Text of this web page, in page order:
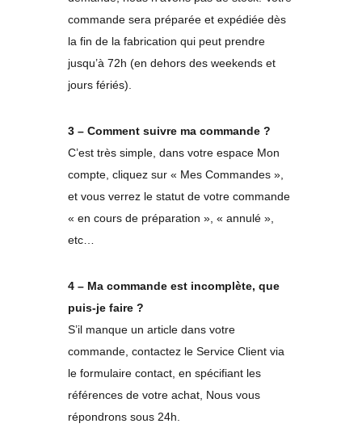
commande sera préparée et expédiée dès
la fin de la fabrication qui peut prendre
jusqu’à 72h (en dehors des weekends et
jours fériés).
3 – Comment suivre ma commande ?
C’est très simple, dans votre espace Mon
compte, cliquez sur « Mes Commandes »,
et vous verrez le statut de votre commande
« en cours de préparation », « annulé »,
etc…
4 – Ma commande est incomplète, que
puis-je faire ?
S’il manque un article dans votre
commande, contactez le Service Client via
le formulaire contact, en spécifiant les
références de votre achat, Nous vous
répondrons sous 24h.